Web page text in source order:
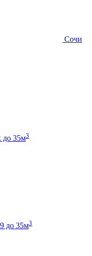
Сочи
до 35м3
до 35м3